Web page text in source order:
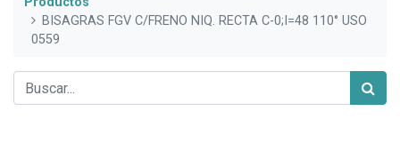
BISAGRAS FGV C/FRENO NIQ. RECTA C-0;I=48 110° USO
0559